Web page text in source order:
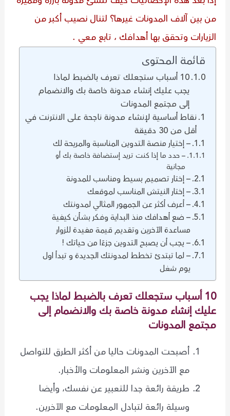
من بين آلاف المدونات غيرها؟ لتنال نصيب أكبر من
الزيارات وتحقق بها أهدافك ، تابع معي .
قائمة المحتوى
10 أسباب ستجعلك تعرف بالضبط لماذا
يجب عليك إنشاء مدونة خاصة بك والانضمام
إلى مجتمع المدونات
نقاط أساسية لإنشاء مدونة ناجحة على الانترنت في
أقل من 30 دقيقة
– إختيار منصة التدوين المناسبة والمريحة لك
– حدد ما إذا كنت تريد إستضافة خاصة بك أو
مجانية
– إختار تصميم بسيط ومناسب للمدونة
– إختار النيتش المناسب لموقعك
– أعرف أكثر عن الجمهور المثالي لمدونتك
– ضع أهدافك منذ البداية وفكر بشأن كيفية
مساعدة الآخرين وتقديم قيمة مفيدة للزوار
– يجب أن يصبح التدوين جزءًا من حياتك !
– لما تبتدئ تخطط لمدونتك الجديدة و تبدأ اول
يوم شغل
10 أسباب ستجعلك تعرف بالضبط لماذا يجب
عليك إنشاء مدونة خاصة بك والانضمام إلى
مجتمع المدونات
أصبحت المدونات حاليا من أكثر الطرق للتواصل
مع الآخرين ونشر المعلومات والأخبار.
طريقة رائعة جدا للتعبير عن نفسك، وأيضا
وسيلة رائعة لتبادل المعلومات مع الآخرين.